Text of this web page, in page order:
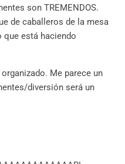
son TREMENDOS.
de caballeros de la mesa
que está haciendo
Me parece un
diversión será un